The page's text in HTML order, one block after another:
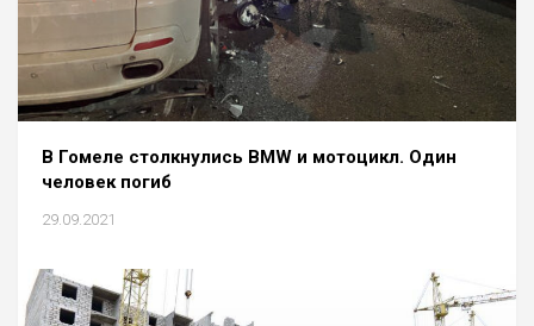
В Гомеле столкнулись BMW и мотоцикл. Один
человек погиб
29.09.2021